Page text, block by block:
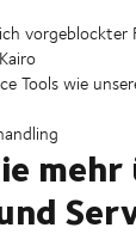
vorgeblockter
Tools wie